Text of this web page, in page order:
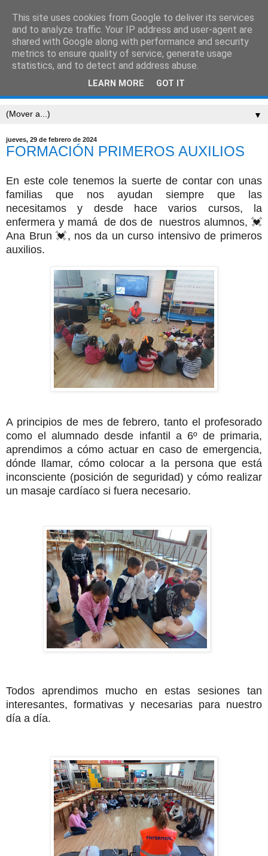
CEIP SARRIÓN
"Mucha gente pequeña, en lugares pequeños, haciendo
cosas pequeñas, puede cambiar el mundo." Eduardo
▼
jueves, 29 de febrero de 2024
FORMACIÓN PRIMEROS AUXILIOS
En este cole tenemos la suerte de contar con unas
familias que nos ayudan siempre que las
necesitamos y desde hace varios cursos, la
enfermera y mamá de dos de nuestros alumnos, 💓
Ana Brun 💓, nos da un curso intensivo de primeros
auxilios.
A principios de mes de febrero, tanto el profesorado
como el alumnado desde infantil a 6º de primaria,
aprendimos a cómo actuar en caso de emergencia,
dónde llamar, cómo colocar a la persona que está
inconsciente (posición de seguridad) y cómo realizar
un masaje cardíaco si fuera necesario.
Todos aprendimos mucho en estas sesiones tan
interesantes, formativas y necesarias para nuestro
día a día.
This site uses cookies from Google to deliver its services
and to analyze traffic. Your IP address and user-agent are
shared with Google along with performance and security
metrics to ensure quality of service, generate usage
statistics, and to detect and address abuse.
LEARN MORE GOT IT